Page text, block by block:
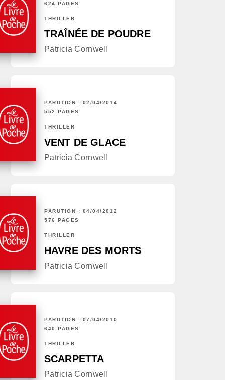
624 PAGES
THRILLER
TRAÎNÉE DE POUDRE
Patricia Cornwell
PARUTION : 02/04/2014
552 PAGES
THRILLER
VENT DE GLACE
Patricia Cornwell
PARUTION : 04/04/2012
576 PAGES
THRILLER
HAVRE DES MORTS
Patricia Cornwell
PARUTION : 07/04/2010
640 PAGES
THRILLER
SCARPETTA
Patricia Cornwell